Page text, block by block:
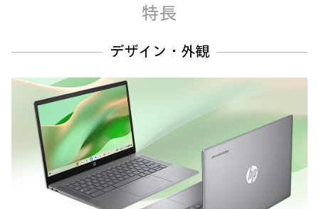
特長
デザイン・外観